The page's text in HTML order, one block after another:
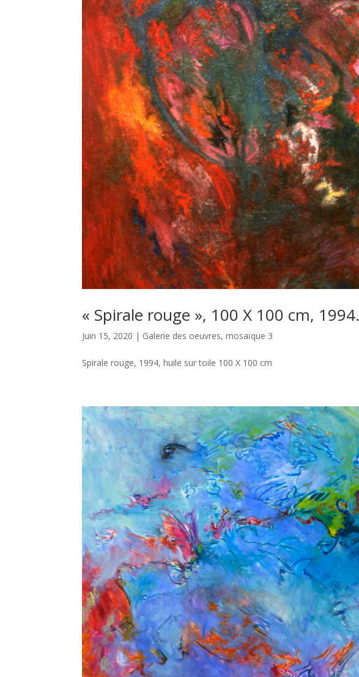
« Spirale rouge », 100 X 100 cm, 1994.
Juin 15, 2020 | Galerie des oeuvres,mosaïque 3
Spirale rouge, 1994, huile sur toile 100 X 100 cm